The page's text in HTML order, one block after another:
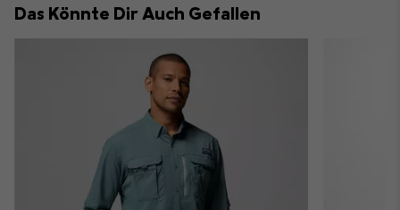
Das Könnte Dir Auch Gefallen